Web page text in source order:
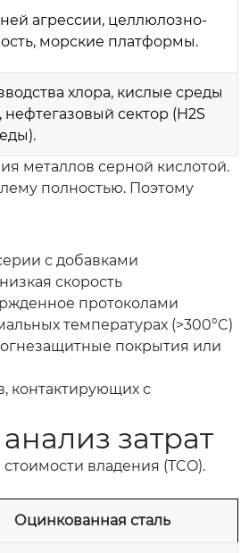
агрессии, целлюлозно-
морские платформы.
хлора, кислые среды
сектор (H2S
металлов серной кислотой.
полностью. Поэтому
с добавками
скорость
протоколами
температурах (>300°C)
покрытия или
контактирующих с
затрат
владения (TCO).
Оцинкованная сталь